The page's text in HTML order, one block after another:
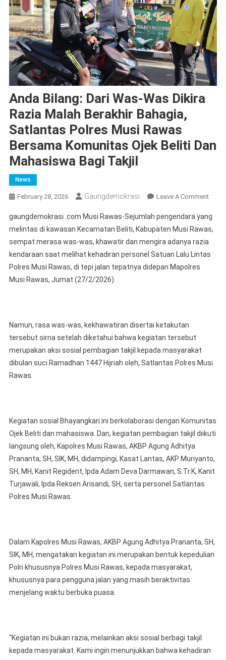
Anda Bilang: Dari Was-Was Dikira
Razia Malah Berakhir Bahagia,
Satlantas Polres Musi Rawas
Bersama Komunitas Ojek Beliti Dan
Mahasiswa Bagi Takjil
News
February 28, 2026 Gaungdemokrasi Leave A CommentOn
Dari
Was-
Was
gaungdemokrasi .com Musi Rawas-Sejumlah pengendara yang
melintas di kawasan Kecamatan Beliti, Kabupaten Musi Rawas,
sempat merasa was-was, khawatir dan mengira adanya razia
kendaraan saat melihat kehadiran personel Satuan Lalu Lintas
Polres Musi Rawas, di tepi jalan tepatnya didepan Mapolres
Musi Rawas, Jumat (27/2/2026).
Namun, rasa was-was, kekhawatiran disertai ketakutan
tersebut sirna setelah diketahui bahwa kegiatan tersebut
merupakan aksi sosial pembagian takjil kepada masyarakat
dibulan suci Ramadhan 1447 Hijriah oleh, Satlantas Polres Musi
Rawas.
Kegiatan sosial Bhayangkari ini berkolaborasi dengan Komunitas
Ojek Beliti dan mahasiswa. Dan, kegiatan pembagian takjil diikuti
langsung oleh, Kapolres Musi Rawas, AKBP Agung Adhitya
Prananta, SH, SIK, MH, didampingi, Kasat Lantas, AKP Muriyanto,
SH, MH, Kanit Regident, Ipda Adam Deva Darmawan, S.Tr.K, Kanit
Turjawali, ⁠Ipda Reksen Arisandi, SH, serta personel Satlantas
Polres Musi Rawas.
Dalam Kapolres Musi Rawas, AKBP Agung Adhitya Prananta, SH,
SIK, MH, mengatakan kegiatan ini merupakan bentuk kepedulian
Polri khususnya Polres Musi Rawas, kepada masyarakat,
khususnya para pengguna jalan yang masih beraktivitas
menjelang waktu berbuka puasa.
“Kegiatan ini bukan razia, melainkan aksi sosial berbagi takjil
kepada masyarakat. Kami ingin menunjukkan bahwa kehadiran